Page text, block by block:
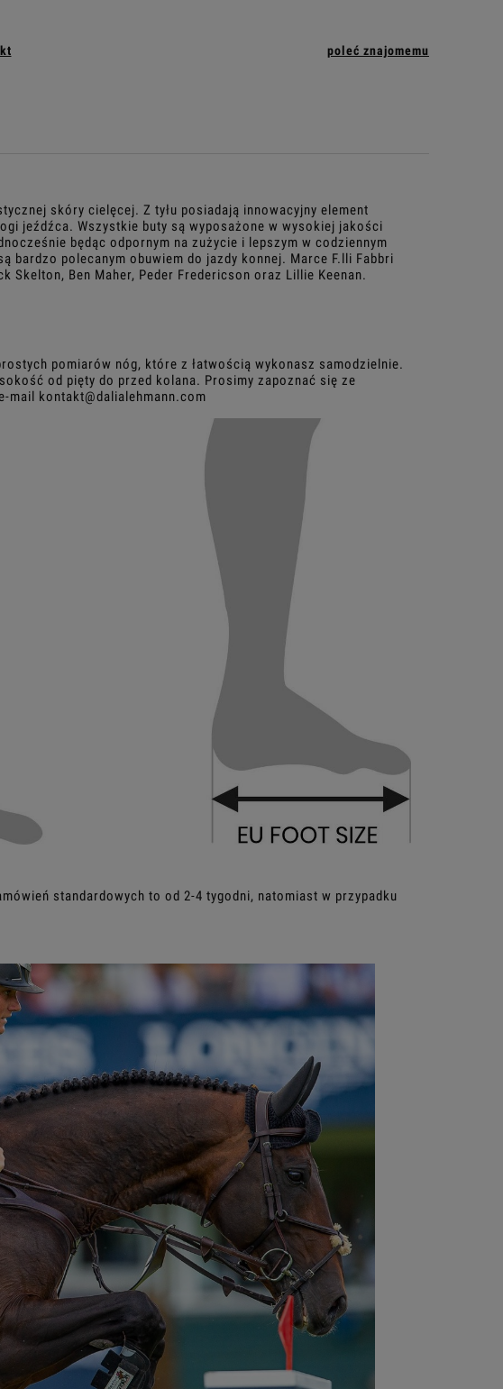
poleć znajomemu
skóry cielęcej. Z tyłu posiadają innowacyjny element
jeźdźca. Wszystkie buty są wyposażone w wysokiej jakości
będąc odpornym na zużycie i lepszym w codziennym
bardzo polecanym obuwiem do jazdy konnej. Marce F.lli Fabbri
Skelton, Ben Maher, Peder Fredericson oraz Lillie Keenan.
pomiarów nóg, które z łatwością wykonasz samodzielnie.
od pięty do przed kolana. Prosimy zapoznać się ze
kontakt@dalialehmann.com
standardowych to od 2-4 tygodni, natomiast w przypadku